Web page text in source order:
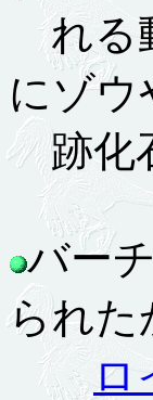
れる
にゾウ
跡化
バー
られ
ロ